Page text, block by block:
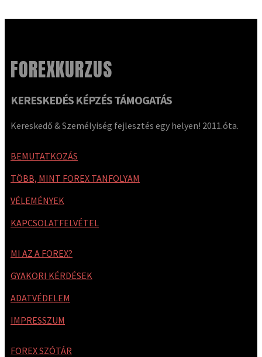
FOREXKURZUS
KERESKEDÉS KÉPZÉS TÁMOGATÁS
Kereskedő & Személyiség fejlesztés egy helyen! 2011.óta.
BEMUTATKOZÁS
TÖBB, MINT FOREX TANFOLYAM
VÉLEMÉNYEK
KAPCSOLATFELVÉTEL
MI AZ A FOREX?
GYAKORI KÉRDÉSEK
ADATVÉDELEM
IMPRESSZUM
FOREX SZÓTÁR